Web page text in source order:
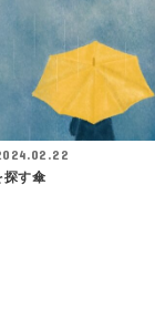
探す傘